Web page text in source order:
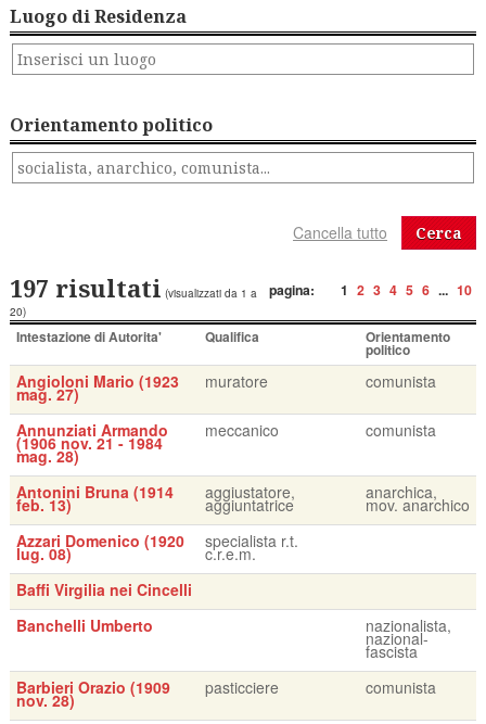
Luogo di Residenza
Orientamento politico
Cerca
pagina: 1 2 3 4 5 6 ... 10
197 risultati (visualizzati da 1 a
20)
Intestazione di Autorita' Qualifica Orientamento
politico
Angioloni Mario (1923
mag. 27)
muratore comunista
Annunziati Armando
(1906 nov. 21 - 1984
mag. 28)
meccanico comunista
Antonini Bruna (1914
feb. 13)
aggiustatore,
aggiuntatrice
anarchica,
mov. anarchico
Azzari Domenico (1920
lug. 08)
specialista r.t.
c.r.e.m.
Baffi Virgilia nei Cincelli
Banchelli Umberto
nazionalista,
nazional-
fascista
Barbieri Orazio (1909
nov. 28)
pasticciere comunista